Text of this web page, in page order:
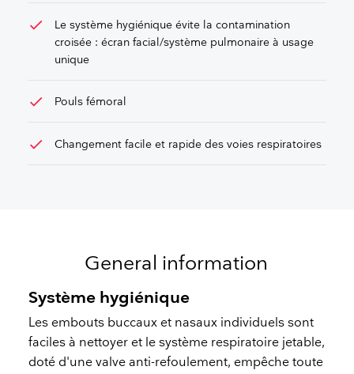
check
Le système hygiénique évite la contamination
croisée : écran facial/système pulmonaire à usage
unique
check Pouls fémoral
check Changement facile et rapide des voies respiratoires
General information
Système hygiénique
​Les embouts buccaux et nasaux individuels sont
faciles à nettoyer et le système respiratoire jetable,
doté d'une valve anti-refoulement, empêche toute